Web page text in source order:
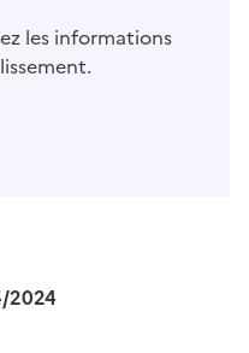
les informations
2024